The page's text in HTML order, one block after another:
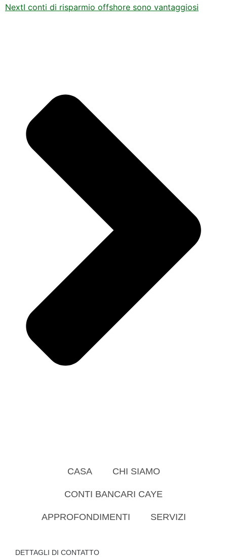
NextI conti di risparmio offshore sono vantaggiosi
CASA CHI SIAMO
CONTI BANCARI CAYE
APPROFONDIMENTI SERVIZI
DETTAGLI DI CONTATTO